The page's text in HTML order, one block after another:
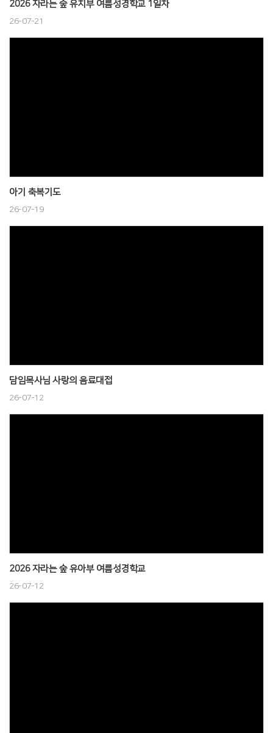
2026 자라는 숲 유치부 여름성경학교 1일차
26-07-21
아기 축복기도
26-07-19
담임목사님 사랑의 음료대접
26-07-12
2026 자라는 숲 유아부 여름성경학교
26-07-12